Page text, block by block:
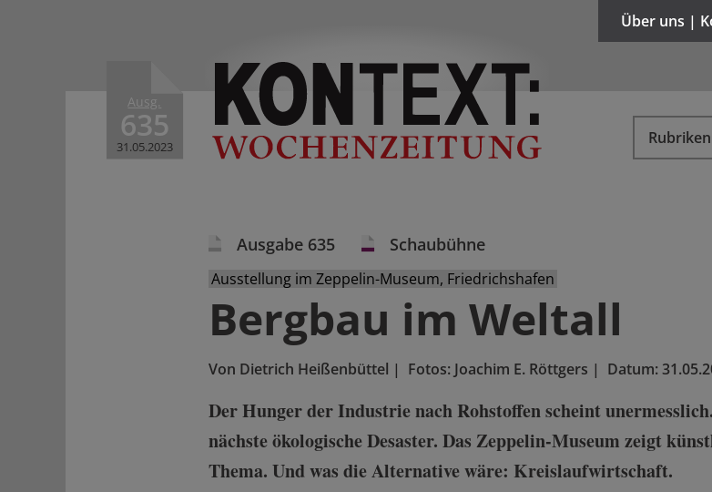
Ausg.
635
31.05.2023
Über uns |
Rubriken
Ausgabe 635 Schaubühne
Ausstellung im Zeppelin-Museum, Friedrichshafen
Bergbau im Weltall
Von Dietrich Heißenbüttel | Fotos: Joachim E. Röttgers | Datum:
Der Hunger der Industrie nach Rohstoffen scheint
nächste ökologische Desaster. Das Zeppelin-Museum zeigt
Thema. Und was die Alternative wäre: Kreislaufwirtschaft.